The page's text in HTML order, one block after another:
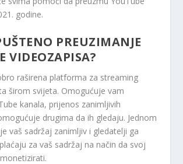
godine.
PREUZIMANJE
VIDEOZAPISA?
raširena platforma za streaming
širom svijeta. Omogućuje vam
kanala, prijenos zanimljivih
drugima da ih gledaju. Jednom
vaš sadržaj zanimljiv i gledatelji ga
za vaš sadržaj na način da svoj